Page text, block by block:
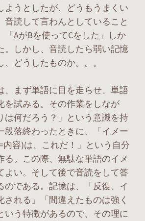
ようとしたが、どうもうまくい
音読して言わんとしていること
「AがBを使ってCをした」しか
。しかし、音読したら弱い記憶
、どうしたものか。。。
、まず単語に目を走らせ、単語
を試みる。その作業をしなが
は何だろう？」という意識を持
段落終わったときに、「イメー
内容)は、これだ！」という自分
る。この際、無駄な単語のイメ
よい。そして後で音読をして答
のである。記憶は、「反復、イ
される」「間違えたものは強く
いう特徴があるので、その理に